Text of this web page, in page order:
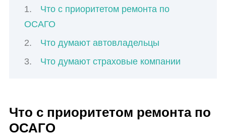
Что с приоритетом ремонта по
ОСАГО
Что думают автовладельцы
Что думают страховые компании
Что с приоритетом ремонта по
ОСАГО